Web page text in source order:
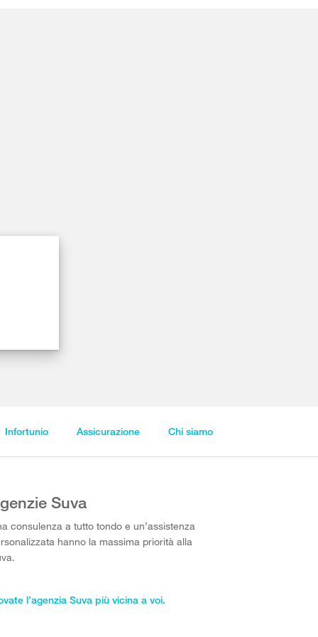
Infortunio Assicurazione Chi siamo
Suva
consulenza a tutto tondo e un’assistenza
hanno la massima priorità alla
l’agenzia Suva più vicina a voi.